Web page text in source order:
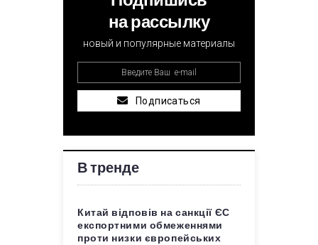
на рассылку
новый и популярные материалы
Подписаться
В тренде
Китай відповів на санкції ЄС
експортними обмеженнями
проти низки європейських